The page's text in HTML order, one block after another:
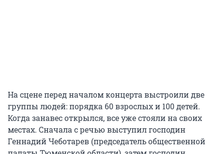
На сцене перед началом концерта выстроили две
группы людей: порядка 60 взрослых и 100 детей.
Когда занавес открылся, все уже стояли на своих
местах. Сначала с речью выступил господин
Геннадий Чеботарев (председатель общественной